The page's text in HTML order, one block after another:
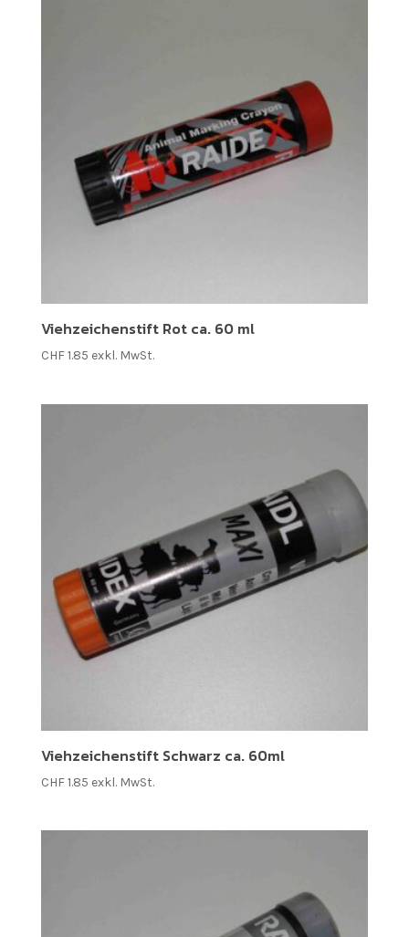
Viehzeichenstift Rot ca. 60 ml
CHF1.85 exkl. MwSt.
Viehzeichenstift Schwarz ca. 60ml
CHF1.85 exkl. MwSt.